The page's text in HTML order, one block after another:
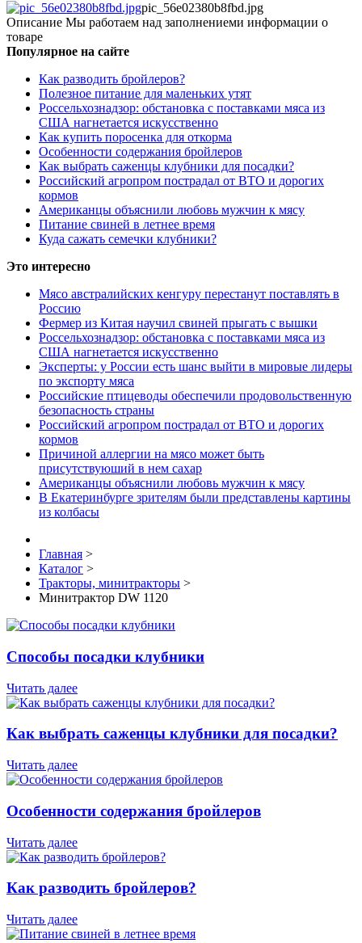
pic_56e02380b8fbd.jpg
Описание Мы работаем над заполнениеми информации о
товаре
Популярное на сайте
Как разводить бройлеров?
Полезное питание для маленьких утят
Россельхознадзор: обстановка с поставками мяса из
США нагнетается искусственно
Как купить поросенка для откорма
Особенности содержания бройлеров
Как выбрать саженцы клубники для посадки?
Российский агропром пострадал от ВТО и дорогих
кормов
Американцы объяснили любовь мужчин к мясу
Питание свиней в летнее время
Куда сажать семечки клубники?
Это интересно
Мясо австралийских кенгуру перестанут поставлять в
Россию
Фермер из Китая научил свиней прыгать с вышки
Россельхознадзор: обстановка с поставками мяса из
США нагнетается искусственно
Эксперты: у России есть шанс выйти в мировые лидеры
по экспорту мяса
Российские птицеводы обеспечили продовольственную
безопасность страны
Российский агропром пострадал от ВТО и дорогих
кормов
Причиной аллергии на мясо может быть
присутствуюший в нем сахар
Американцы объяснили любовь мужчин к мясу
В Екатеринбурге зрителям были представлены картины
из колбасы
Главная >
Каталог >
Тракторы, минитракторы >
Минитрактор DW 1120
Способы посадки клубники
Читать далее
Как выбрать саженцы клубники для посадки?
Читать далее
Особенности содержания бройлеров
Читать далее
Как разводить бройлеров?
Читать далее